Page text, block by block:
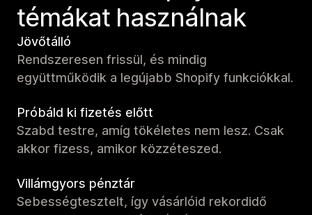
témákat használnak
Jövőtálló
Rendszeresen frissül, és mindig
együttműködik a legújabb Shopify funkciókkal.
Próbáld ki fizetés előtt
Szabd testre, amíg tökéletes nem lesz. Csak
akkor fizess, amikor közzéteszed.
Villámgyors pénztár
Sebességtesztelt, így vásárlóid rekordidő